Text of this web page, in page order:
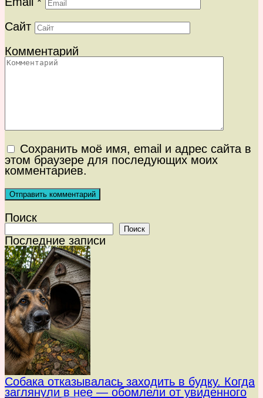
Сайт
Комментарий
Сохранить моё имя, email и адрес сайта в
этом браузере для последующих моих
комментариев.
Поиск
Поиск
Последние записи
Собака отказывалась заходить в будку. Когда
заглянули в нее — обомлели от увиденного